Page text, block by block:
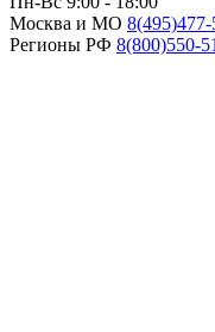
Москва и МО 8(495)
Регионы РФ 8(800)550-